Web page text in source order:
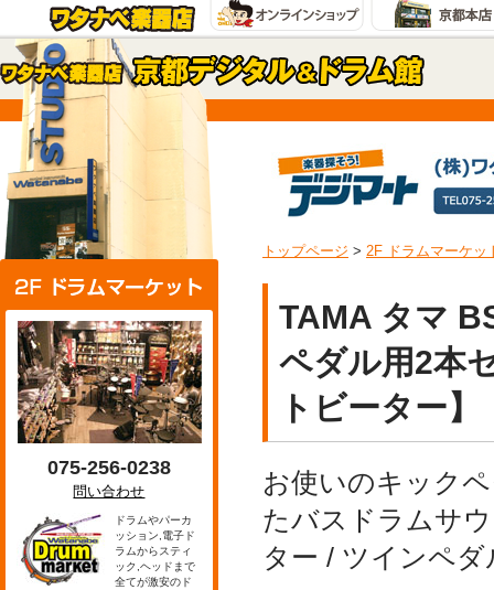
075-256-0238
問い合わせ
ドラムやパーカ
ッション,電子ド
ラムからスティ
ック,ヘッドまで
全てが激安のド
トップページ > 2F ドラムマーケッ
TAMA タマ
ペダル用2本
トビーター】
お使いのキック
たバスドラムサ
ター / ツインペ